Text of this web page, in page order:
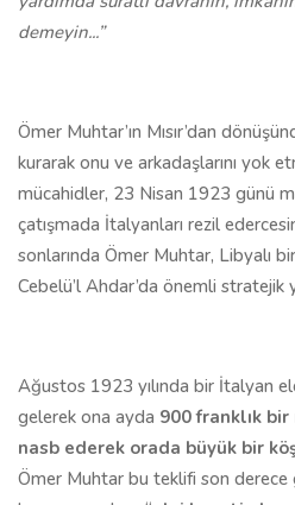
demeyin...”
Ömer Muhtar’ın Mısır’dan
kurarak onu ve arkadaşlarını yok
mücahidler, 23 Nisan 1923 günü
çatışmada İtalyanları rezil
sonlarında Ömer Muhtar, Libyalı
Cebelü’l Ahdar’da önemli stratejik
Ağustos 1923 yılında bir İtalyan
gelerek ona ayda 900 franklık bir
nasb ederek orada büyük bir
Ömer Muhtar bu teklifi son derece